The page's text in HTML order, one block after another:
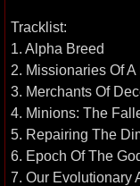
Tracklist:
1. Alpha Breed
2. Missionaries Of
3. Merchants Of
4. Minions: The
5. Repairing The
6. Epoch Of The
7. Our Evolutionary